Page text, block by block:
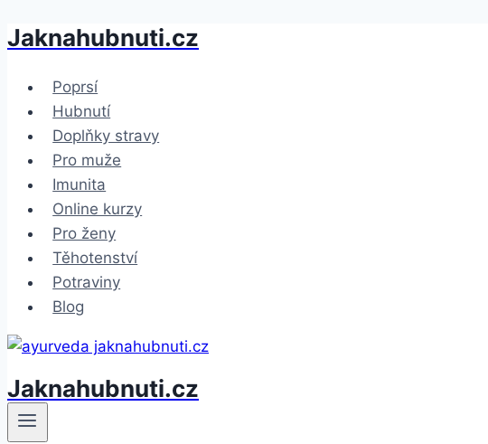
Přeskočit
obsah
Jaknahubnuti.cz
Poprsí
Hubnutí
Doplňky stravy
Pro muže
Imunita
Online kurzy
Pro ženy
Těhotenství
Potraviny
Blog
Jaknahubnuti.cz